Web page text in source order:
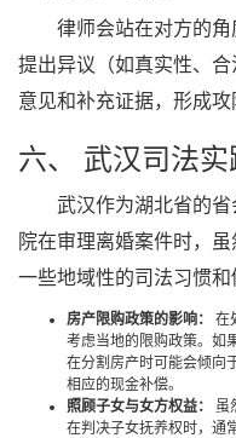
律师会站在对方的
提出异议（如真实性、
意见和补充证据，形成攻
六、 武汉司法
武汉作为湖北省的
院在审理离婚案件时，
一些地域性的司法习惯和
房产限购政策的影响：
在
考虑当地的限购政策。如
在分割房产时可能会倾向
相应的现金补偿。
照顾子女与女方权益：
虽
在判决子女抚养权时，通